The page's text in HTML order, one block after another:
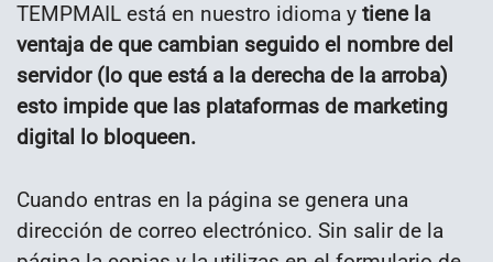
TEMPMAIL está en nuestro idioma y tiene la
ventaja de que cambian seguido el nombre del
servidor (lo que está a la derecha de la arroba)
esto impide que las plataformas de marketing
digital lo bloqueen.
Cuando entras en la página se genera una
dirección de correo electrónico. Sin salir de la